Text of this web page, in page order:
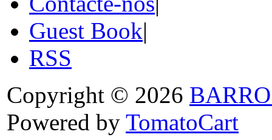
Guest Book|
RSS
Copyright © 2026
Powered by TomatoCart